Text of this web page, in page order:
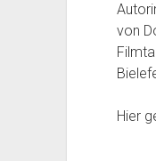
von
Hier